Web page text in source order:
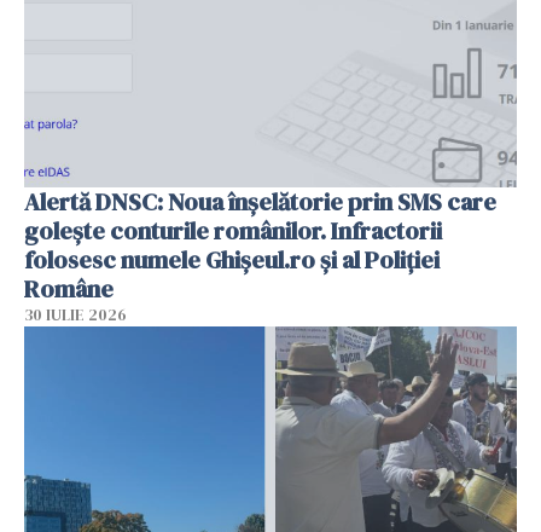
Alertă DNSC: Noua înșelătorie prin SMS care
golește conturile românilor. Infractorii
folosesc numele Ghișeul.ro și al Poliției
Române
30 IULIE 2026